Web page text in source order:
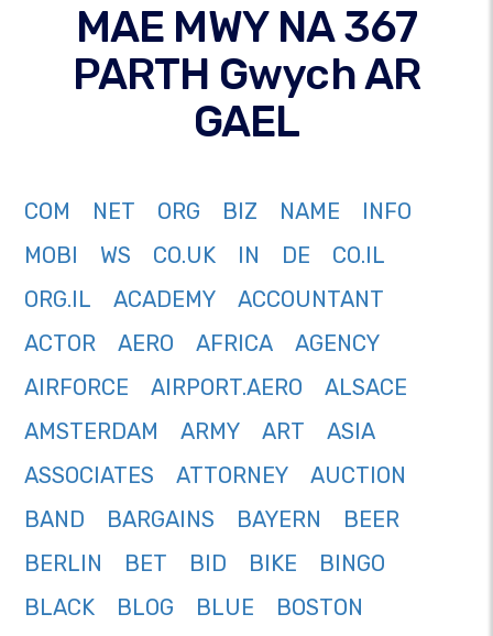
MAE MWY NA 367
PARTH Gwych AR
GAEL
COM NET ORG BIZ NAME
INFO
MOBI
WS CO.UK IN DE
CO.IL
ORG.IL
ACADEMY
ACCOUNTANT
ACTOR
AERO AFRICA
AGENCY
AIRFORCE
AIRPORT.AERO
ALSACE
AMSTERDAM
ARMY ART
ASIA
ASSOCIATES
ATTORNEY
AUCTION
BAND
BARGAINS BAYERN
BEER
BERLIN
BET BID BIKE
BINGO
BLACK
BLOG BLUE
BOSTON